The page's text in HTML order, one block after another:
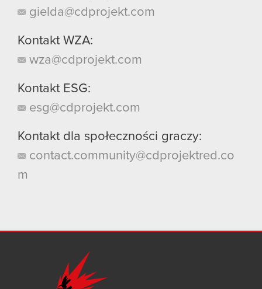
gielda@cdprojekt.com
Kontakt WZA:
wza@cdprojekt.com
Kontakt ESG:
esg@cdprojekt.com
Kontakt dla społeczności graczy:
contact.community@cdprojektred.co
m